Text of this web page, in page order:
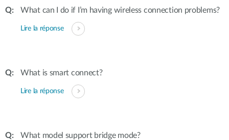
What can I do if I’m having wireless connection problems?
Lire la réponse
What is smart connect?
Lire la réponse
What model support bridge mode?